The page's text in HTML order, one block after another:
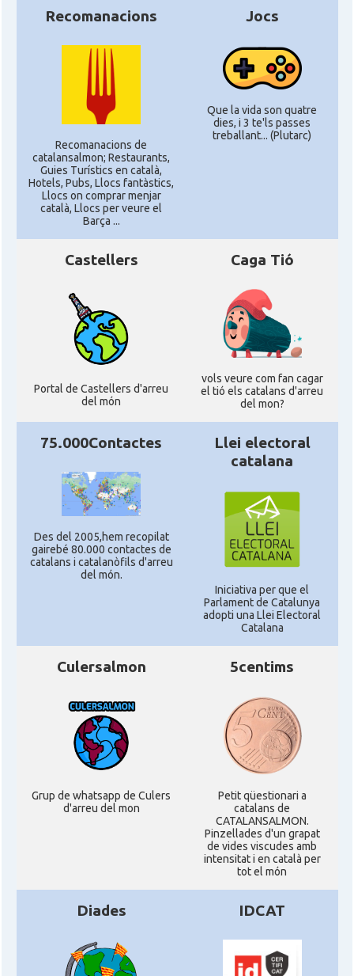
Recomanacions
Recomanacions de
catalansalmon; Restaurants,
Guies Turístics en català,
Hotels, Pubs, Llocs fantàstics,
Llocs on comprar menjar
català, Llocs per veure el
Barça ...
Jocs
Que la vida son quatre
dies, i 3 te'ls passes
treballant... (Plutarc)
Castellers
Portal de Castellers d'arreu
del món
Caga Tió
vols veure com fan cagar
el tió els catalans d'arreu
del mon?
75.000Contactes
Des del 2005,hem recopilat
gairebé 80.000 contactes de
catalans i catalanòfils d'arreu
del món.
Llei electoral
catalana
Iniciativa per que el
Parlament de Catalunya
adopti una Llei Electoral
Catalana
Culersalmon
Grup de whatsapp de Culers
d'arreu del mon
5centims
Petit qüestionari a
catalans de
CATALANSALMON.
Pinzellades d'un grapat
de vides viscudes amb
intensitat i en català per
tot el món
Diades IDCAT